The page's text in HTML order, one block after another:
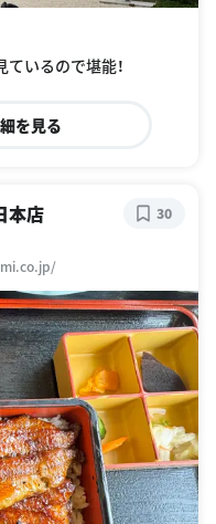
いるので堪能！
を見る
本店 30